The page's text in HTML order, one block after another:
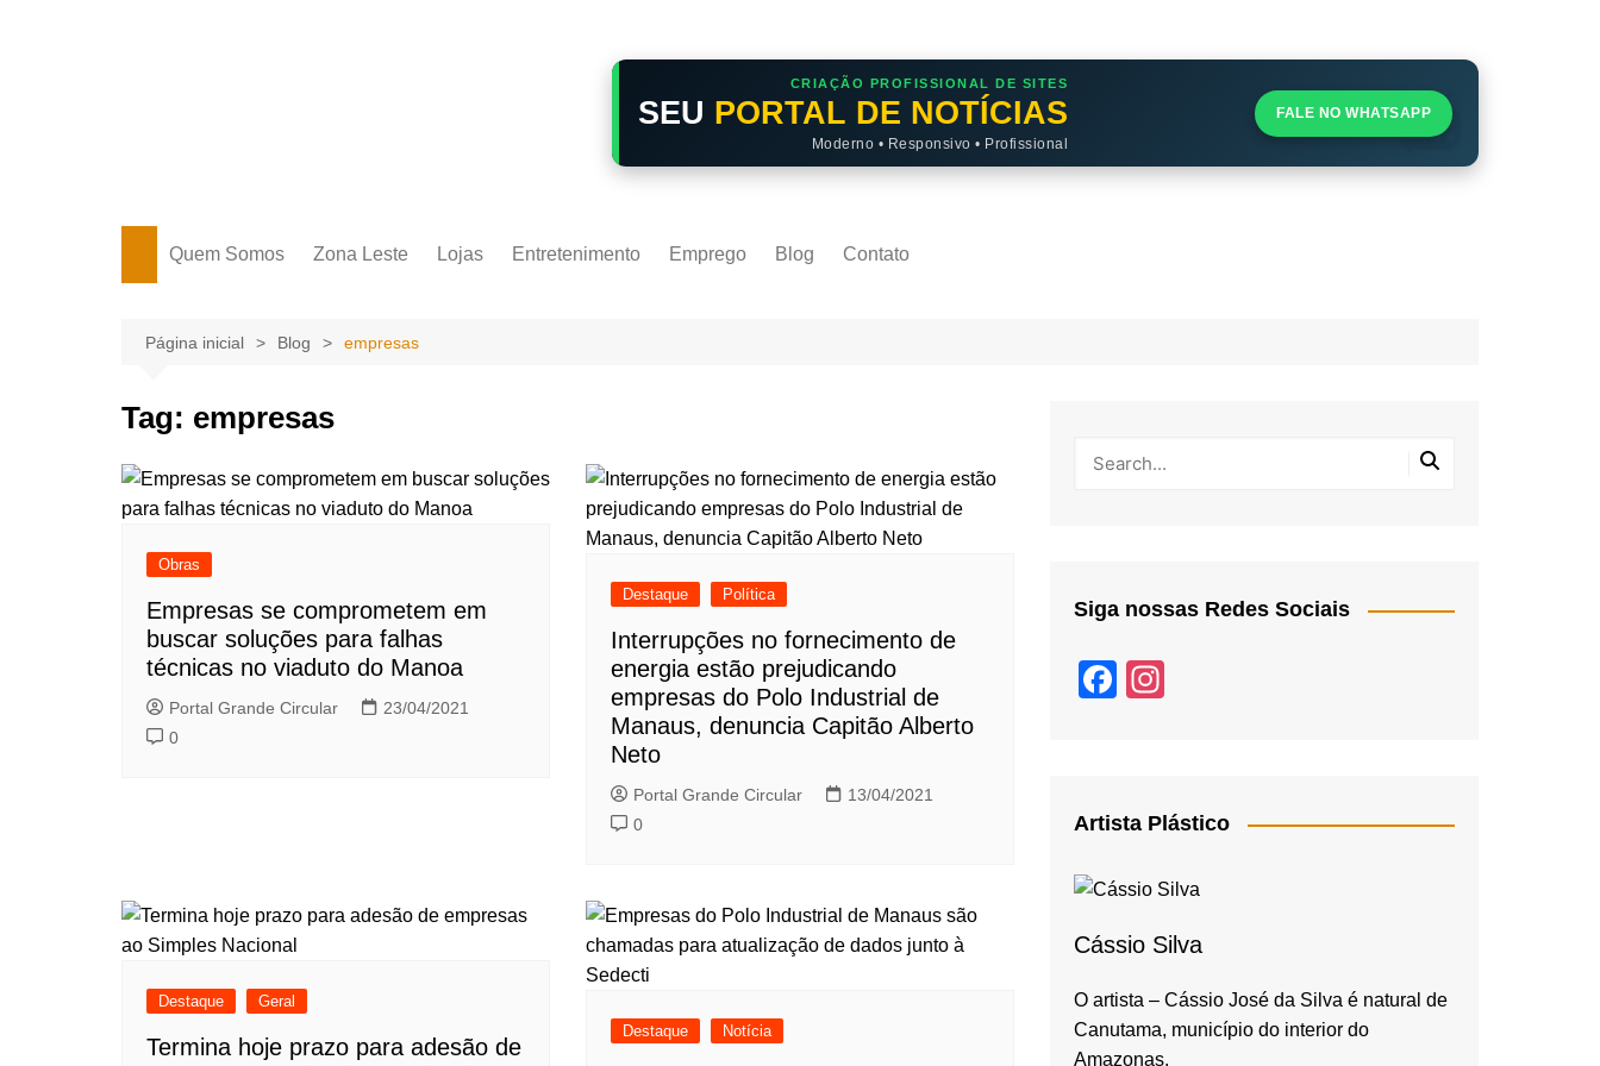
CRIAÇÃO PROFISSIONAL DE SITES
SEU PORTAL DE NOTÍCIAS
Moderno • Responsivo • Profissional
FALE NO WHATSAPP
Quem Somos Zona Leste Lojas Entretenimento Emprego Blog Contato
Página inicial Blog empresas
Tag: empresas
Obras
Empresas se comprometem em
buscar soluções para falhas
técnicas no viaduto do Manoa
Portal Grande Circular
23/04/2021
0
Destaque Política
Interrupções no fornecimento de
energia estão prejudicando
empresas do Polo Industrial de
Manaus, denuncia Capitão Alberto
Neto
Portal Grande Circular
13/04/2021
0
Destaque Geral
Termina hoje prazo para adesão de
Destaque Notícia
Siga nossas Redes Sociais
F
b
o
k
a
Artista Plástico
Cássio Silva
O artista – Cássio José da Silva é natural de
Canutama, município do interior do
Amazonas,